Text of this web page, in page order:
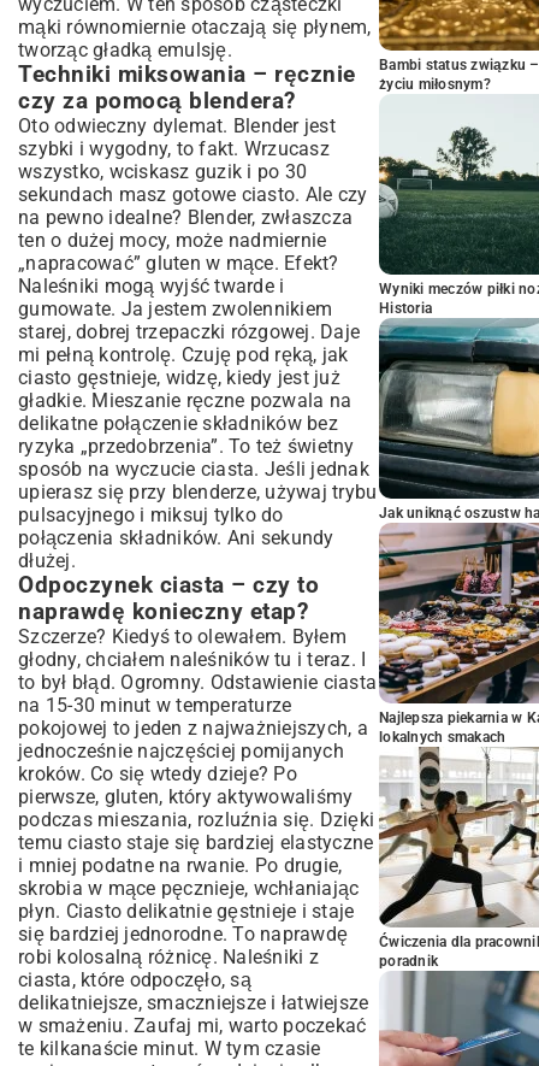
mąki równomiernie otaczają się płynem,
tworząc gładką emulsję.
Techniki miksowania – ręcznie
czy za pomocą blendera?
Oto odwieczny dylemat. Blender jest
szybki i wygodny, to fakt. Wrzucasz
wszystko, wciskasz guzik i po 30
sekundach masz gotowe ciasto. Ale czy
na pewno idealne? Blender, zwłaszcza
ten o dużej mocy, może nadmiernie
„napracować” gluten w mące. Efekt?
Naleśniki mogą wyjść twarde i
gumowate. Ja jestem zwolennikiem
starej, dobrej trzepaczki rózgowej. Daje
mi pełną kontrolę. Czuję pod ręką, jak
ciasto gęstnieje, widzę, kiedy jest już
gładkie. Mieszanie ręczne pozwala na
delikatne połączenie składników bez
ryzyka „przedobrzenia”. To też świetny
sposób na wyczucie ciasta. Jeśli jednak
upierasz się przy blenderze, używaj trybu
pulsacyjnego i miksuj tylko do
połączenia składników. Ani sekundy
dłużej.
Odpoczynek ciasta – czy to
naprawdę konieczny etap?
Szczerze? Kiedyś to olewałem. Byłem
głodny, chciałem naleśników tu i teraz. I
to był błąd. Ogromny. Odstawienie ciasta
na 15-30 minut w temperaturze
pokojowej to jeden z najważniejszych, a
jednocześnie najczęściej pomijanych
kroków. Co się wtedy dzieje? Po
pierwsze, gluten, który aktywowaliśmy
podczas mieszania, rozluźnia się. Dzięki
temu ciasto staje się bardziej elastyczne
i mniej podatne na rwanie. Po drugie,
skrobia w mące pęcznieje, wchłaniając
płyn. Ciasto delikatnie gęstnieje i staje
się bardziej jednorodne. To naprawdę
robi kolosalną różnicę. Naleśniki z
ciasta, które odpoczęło, są
delikatniejsze, smaczniejsze i łatwiejsze
w smażeniu. Zaufaj mi, warto poczekać
te kilkanaście minut. W tym czasie
Bambi status związku
życiu miłosnym?
Wyniki meczów piłki
Historia
Jak uniknąć oszustw
Najlepsza piekarnia w
lokalnych smakach
Ćwiczenia dla
poradnik